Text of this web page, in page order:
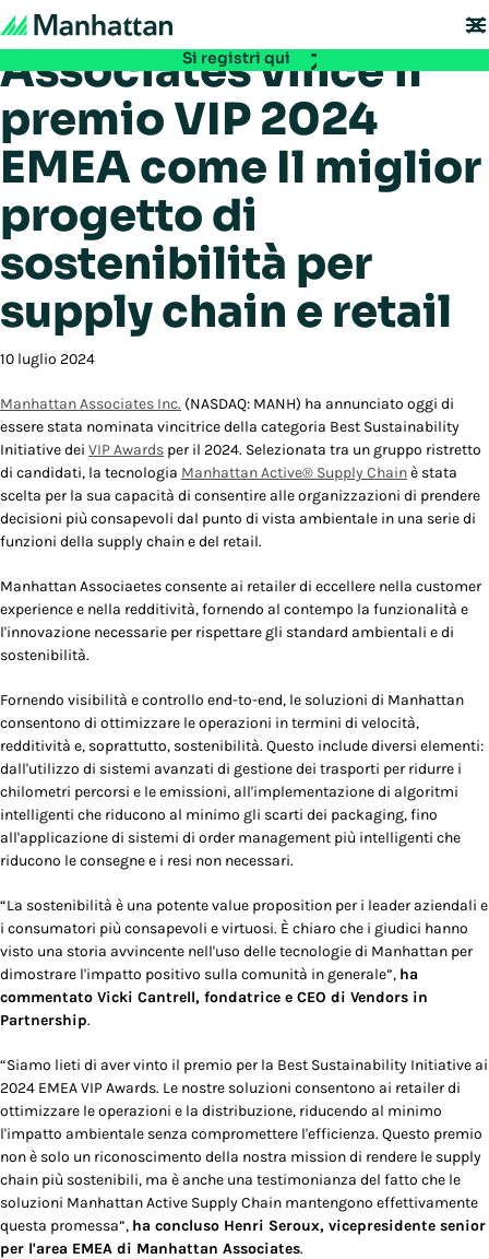
Si registri qui
Manhattan
Associates vince il
premio VIP 2024
EMEA come Il miglior
progetto di
sostenibilità per
supply chain e retail
10 luglio 2024
Manhattan Associates Inc. (NASDAQ: MANH) ha annunciato oggi di
essere stata nominata vincitrice della categoria Best Sustainability
Initiative dei VIP Awards per il 2024. Selezionata tra un gruppo ristretto
di candidati, la tecnologia Manhattan Active® Supply Chainè stata
scelta per la sua capacità di consentire alle organizzazioni di prendere
decisioni più consapevoli dal punto di vista ambientale in una serie di
funzioni della supply chain e del retail.
Manhattan Associaetes consente ai retailer di eccellere nella customer
experience e nella redditività, fornendo al contempo la funzionalità e
l'innovazione necessarie per rispettare gli standard ambientali e di
sostenibilità.
Fornendo visibilità e controllo end-to-end, le soluzioni di Manhattan
consentono di ottimizzare le operazioni in termini di velocità,
redditività e, soprattutto, sostenibilità. Questo include diversi elementi:
dall'utilizzo di sistemi avanzati di gestione dei trasporti per ridurre i
chilometri percorsi e le emissioni, all'implementazione di algoritmi
intelligenti che riducono al minimo gli scarti dei packaging, fino
all'applicazione di sistemi di order management più intelligenti che
riducono le consegne e i resi non necessari.
“La sostenibilità è una potente value proposition per i leader aziendali e
i consumatori più consapevoli e virtuosi. È chiaro che i giudici hanno
visto una storia avvincente nell'uso delle tecnologie di Manhattan per
dimostrare l'impatto positivo sulla comunità in generale”, ha
commentato Vicki Cantrell, fondatrice e CEO di Vendors in
Partnership.
“Siamo lieti di aver vinto il premio per la Best Sustainability Initiative ai
2024 EMEA VIP Awards. Le nostre soluzioni consentono ai retailer di
ottimizzare le operazioni e la distribuzione, riducendo al minimo
l'impatto ambientale senza compromettere l'efficienza. Questo premio
non è solo un riconoscimento della nostra mission di rendere le supply
chain più sostenibili, ma è anche una testimonianza del fatto che le
soluzioni Manhattan Active Supply Chain mantengono effettivamente
questa promessa”, ha concluso Henri Seroux, vicepresidente senior
per l'area EMEA di Manhattan Associates.